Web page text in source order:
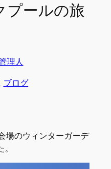
プールの旅
理人
ブログ
場のウィンターガーデ